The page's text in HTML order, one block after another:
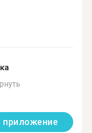
приложение